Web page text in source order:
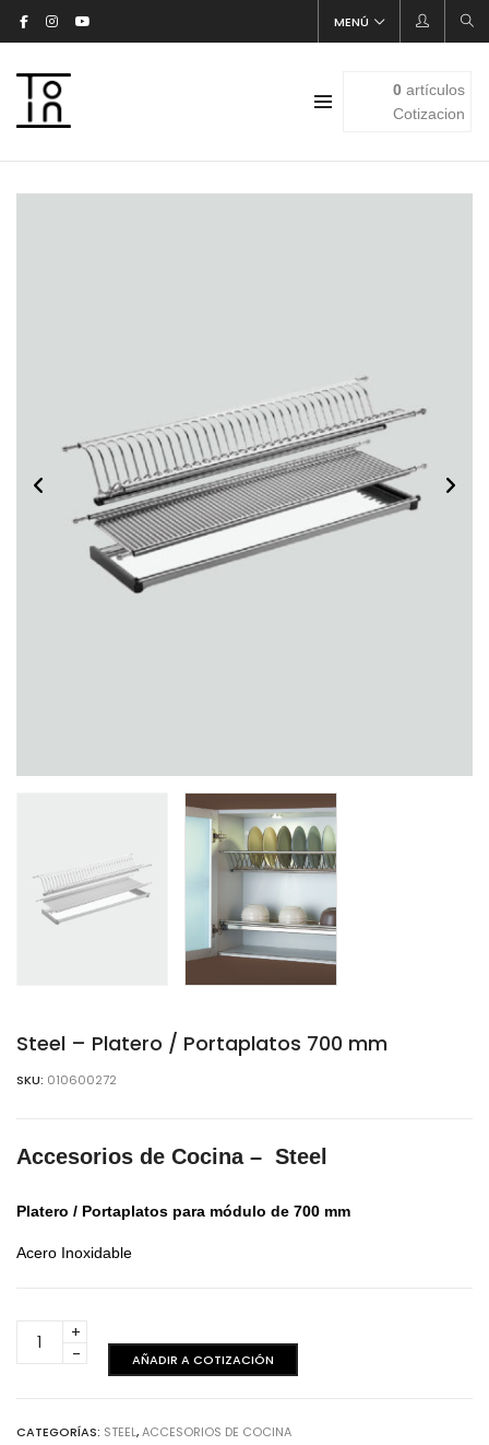
MENÚ
0artículos
Cotizacion
Steel – Platero / Portaplatos 700 mm
SKU: 010600272
Accesorios de Cocina – Steel
Platero / Portaplatos para módulo de 700 mm
Acero Inoxidable
Portaplatos
AÑADIR A COTIZACIÓN
CATEGORÍAS: STEEL,ACCESORIOS DE COCINA